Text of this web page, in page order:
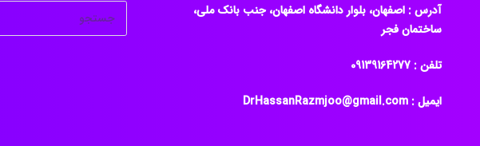
آدرس : اصفهان، بلوار دانشگاه اصفهان، جنب بانک ملی،
ساختمان فجر
تلفن : ‎09139164277
ایمیل : DrHassanRazmjoo@gmail.com